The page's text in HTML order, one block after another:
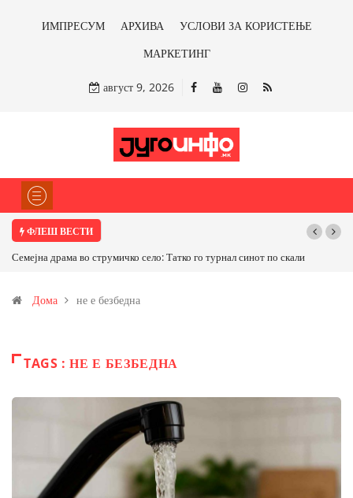
ИМПРЕСУМ АРХИВА
УСЛОВИ ЗА КОРИСТЕЊЕ
МАРКЕТИНГ
август 9, 2026
ФЛЕШ ВЕСТИ
Семејна драма во струмичко село: Татко го турнал синот по скали
Дома не е безбедна
TAGS : НЕ Е БЕЗБЕДНА